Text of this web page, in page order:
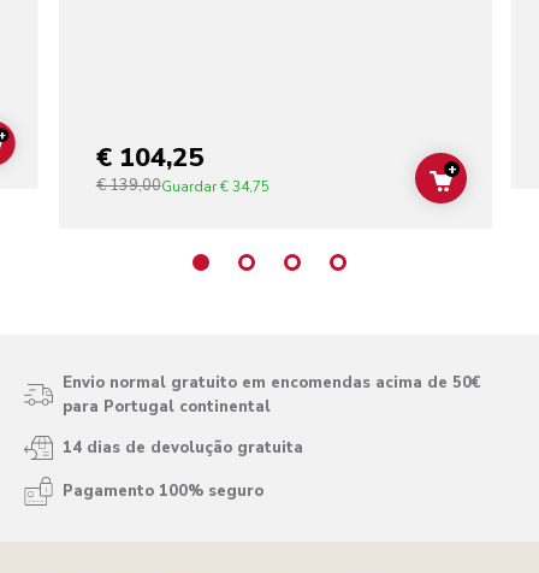
ADD TO CART€ 104,25
€ 139,00Guardar€ 34,75 ADD TO
+
Envio normal gratuito em encomendas acima de 50€
para Portugal continental
14 dias de devolução gratuita
Pagamento 100% seguro